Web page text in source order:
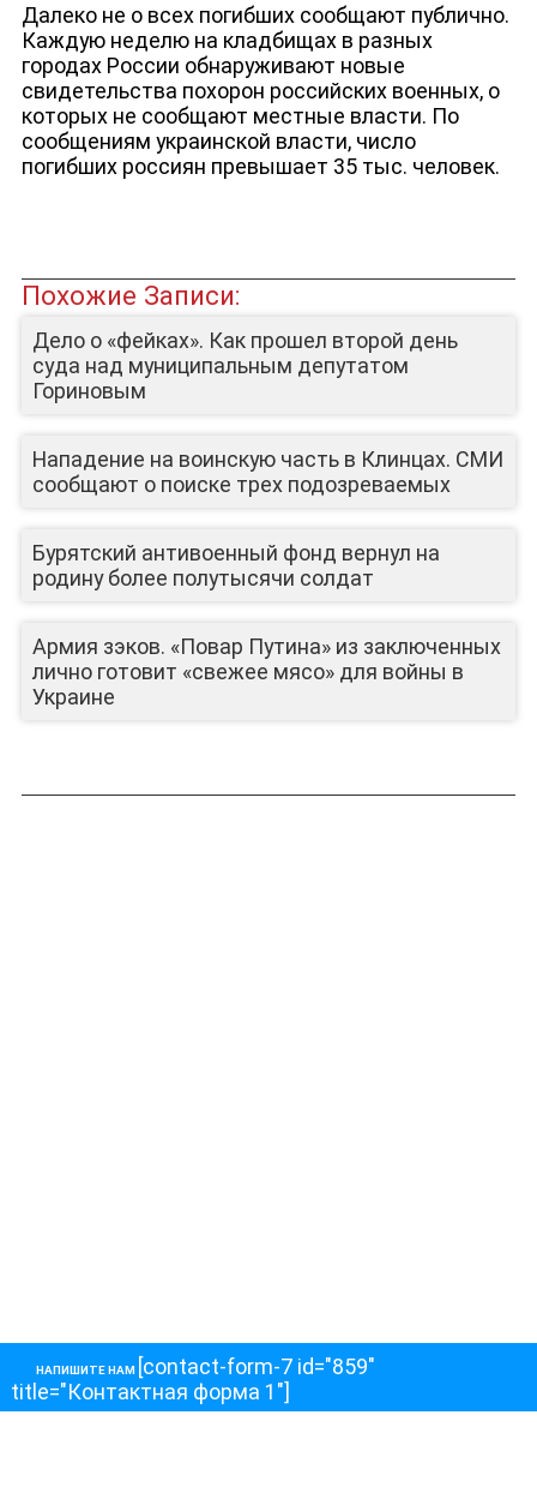
Далеко не о всех погибших сообщают публично.
Каждую неделю на кладбищах в разных
городах России обнаруживают новые
свидетельства похорон российских военных, о
которых не сообщают местные власти. По
сообщениям украинской власти, число
погибших россиян превышает 35 тыс. человек.
Похожие Записи:
Дело о «фейках». Как прошел второй день
суда над муниципальным депутатом
Гориновым
Нападение на воинскую часть в Клинцах. СМИ
сообщают о поиске трех подозреваемых
Бурятский антивоенный фонд вернул на
родину более полутысячи солдат
Армия зэков. «Повар Путина» из заключенных
лично готовит «свежее мясо» для войны в
Украине
НАПИШИТЕ НАМ [contact-form-7 id="859"
title="Контактная форма 1"]